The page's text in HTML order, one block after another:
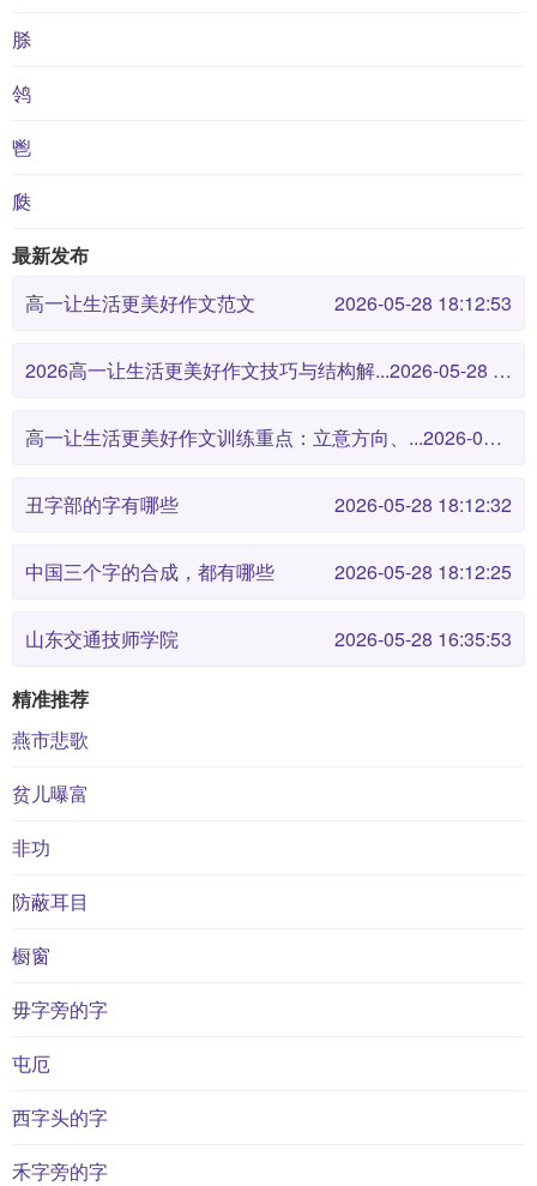
脎
鸰
鬯
瓞
最新发布
高一让生活更美好作文范文
2026-05-28 18:12:53
2026高一让生活更美好作文技巧与结构解... 2026-05-28 18:12:46
高一让生活更美好作文训练重点：立意方向、... 2026-05-28 18:12:38
丑字部的字有哪些 2026-05-28 18:12:32
中国三个字的合成，都有哪些 2026-05-28 18:12:25
山东交通技师学院 2026-05-28 16:35:53
精准推荐
燕市悲歌
贫儿曝富
非功
防蔽耳目
橱窗
毋字旁的字
屯厄
西字头的字
禾字旁的字